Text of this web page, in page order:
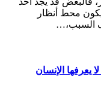
يكون محط أنظار
السبب،…